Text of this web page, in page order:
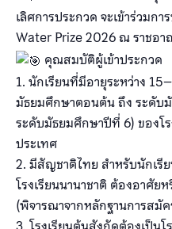
เลิศการประกวด จะเข้าร่วมก
Water Prize 2026 ณ ราชอา
คุณสมบัติผู้เข้าประกวด
1. นักเรียนที่มีอายุระหว่าง
มัธยมศึกษาตอนต้น ถึง ระดับ
ระดับมัธยมศึกษาปีที่ 6) ของโ
ประเทศ
2. มีสัญชาติไทย สำหรับนักเรี
โรงเรียนนานาชาติ ต้องอาศั
(พิจารณาจากหลักฐานการสมั